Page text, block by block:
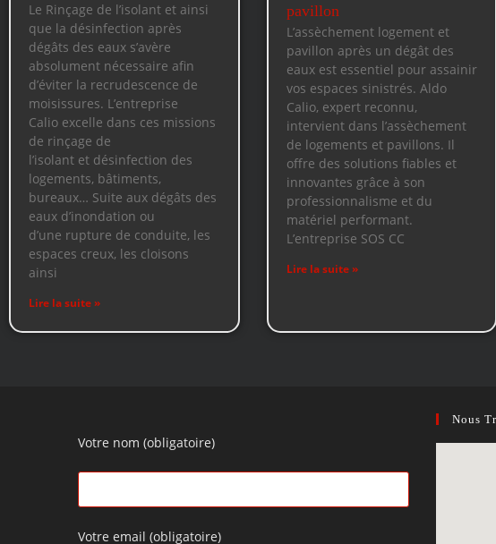
Le Rinçage de l’isolant et ainsi
que la désinfection après
dégâts des eaux s’avère
absolument nécessaire afin
d’éviter la recrudescence de
moisissures. L’entreprise
Calio excelle dans ces missions
de rinçage de
l’isolant et désinfection des
logements, bâtiments,
bureaux… Suite aux dégâts des
eaux d’inondation ou
d’une rupture de conduite, les
espaces creux, les cloisons
ainsi
Lire la suite »
pavillon
L’assèchement logement et
pavillon après un dégât des
eaux est essentiel pour assainir
vos espaces sinistrés. Aldo
Calio, expert reconnu,
intervient dans l’assèchement
de logements et pavillons. Il
offre des solutions fiables et
innovantes grâce à son
professionnalisme et du
matériel performant.
L’entreprise SOS CC
Lire la suite »
Votre nom (obligatoire)
Votre email (obligatoire)
Nous